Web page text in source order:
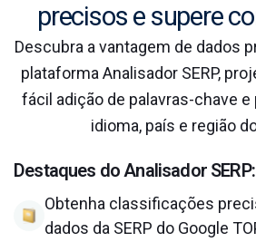
precisos e supere
Descubra a vantagem de dados
plataforma Analisador SERP,
fácil adição de palavras-chave
idioma, país e região
Destaques do Analisador SERP:
Obtenha classificações
dados da SERP do Google